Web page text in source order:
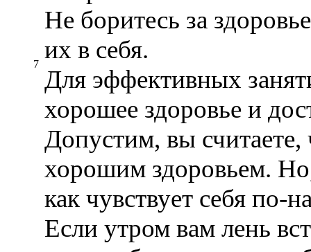
7
Не боритесь за
их в себя.
Для эффективных
хорошее здоровье и
Допустим, вы считаете,
хорошим здоровьем.
как чувствует себя по-
Если утром вам лень